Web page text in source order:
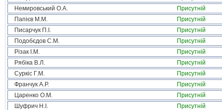
Немировський О.А.
Присутній
Папієв М.М.
Присутній
Писарчук П.І.
Присутній
Подобєдов С.М.
Присутній
Різак І.М.
Присутній
Рябіка В.Л.
Присутній
Суркіс Г.М.
Присутній
Франчук А.Р.
Присутній
Царенко О.М.
Присутній
Шуфрич Н.І.
Присутній